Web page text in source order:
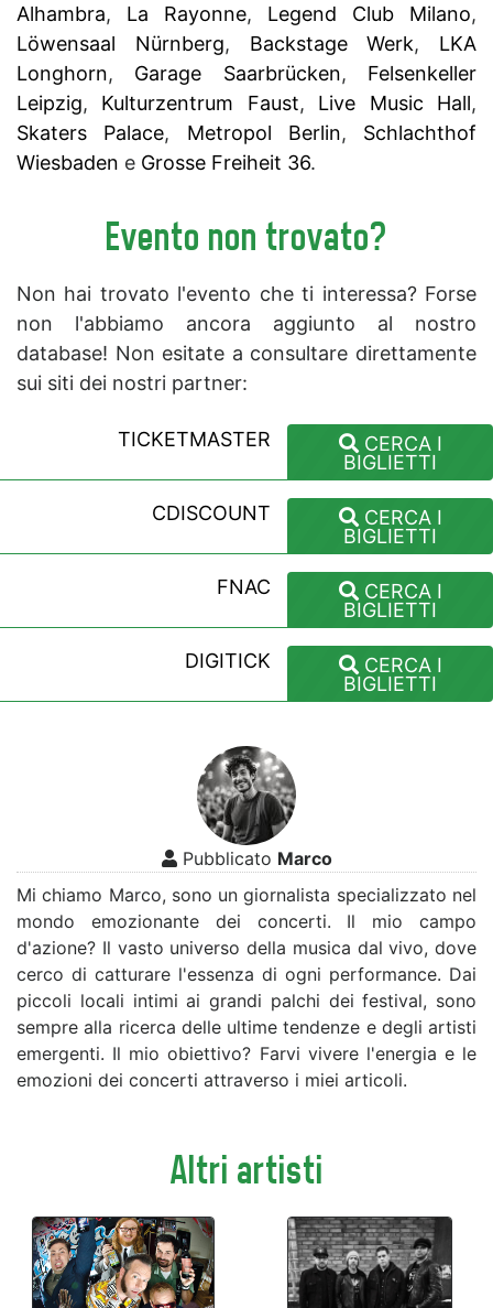
Alhambra, La Rayonne, Legend Club Milano,
Löwensaal Nürnberg, Backstage Werk, LKA
Longhorn, Garage Saarbrücken, Felsenkeller
Leipzig, Kulturzentrum Faust, Live Music Hall,
Skaters Palace, Metropol Berlin, Schlachthof
Wiesbaden e Grosse Freiheit 36.
Evento non trovato?
Non hai trovato l'evento che ti interessa? Forse
non l'abbiamo ancora aggiunto al nostro
database! Non esitate a consultare direttamente
sui siti dei nostri partner:
TICKETMASTER
CERCA I
BIGLIETTI
CDISCOUNT
CERCA I
BIGLIETTI
FNAC
CERCA I
BIGLIETTI
DIGITICK
CERCA I
BIGLIETTI
Pubblicato Marco
Mi chiamo Marco, sono un giornalista specializzato nel
mondo emozionante dei concerti. Il mio campo
d'azione? Il vasto universo della musica dal vivo, dove
cerco di catturare l'essenza di ogni performance. Dai
piccoli locali intimi ai grandi palchi dei festival, sono
sempre alla ricerca delle ultime tendenze e degli artisti
emergenti. Il mio obiettivo? Farvi vivere l'energia e le
emozioni dei concerti attraverso i miei articoli.
Altri artisti